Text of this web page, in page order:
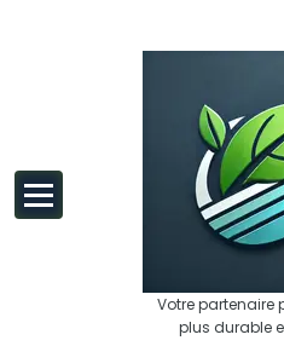
Votre partenaire
plus durable